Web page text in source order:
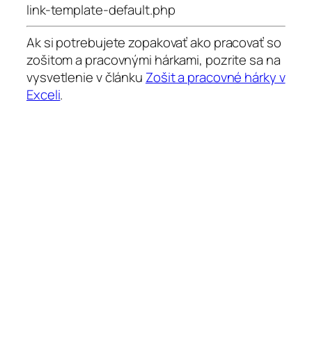
link-template-default.php
Ak si potrebujete zopakovať ako pracovať so
zošitom a pracovnými hárkami, pozrite sa na
vysvetlenie v článku Zošit a pracovné hárky v
Exceli.